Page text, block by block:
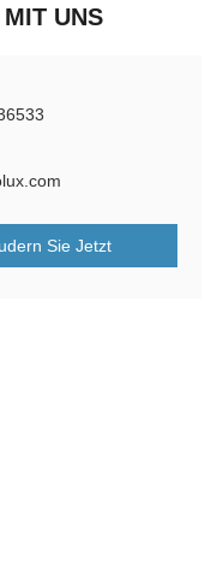
UNS
Sie Jetzt